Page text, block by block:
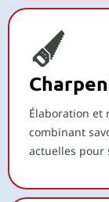
Élaboration et
combinant
actuelles pour